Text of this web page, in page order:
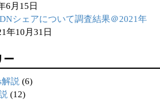
6月15日
シェアについて調査結果＠2021年
年10月31日
ー
説 (6)
(12)